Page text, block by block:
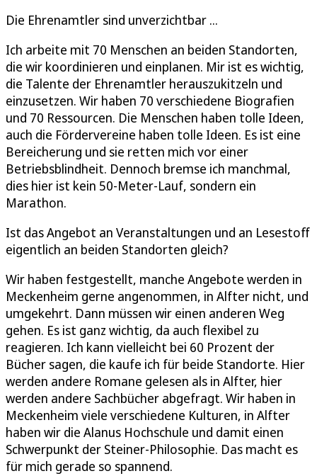
Die Ehrenamtler sind unverzichtbar ...
Ich arbeite mit 70 Menschen an beiden Standorten,
die wir koordinieren und einplanen. Mir ist es wichtig,
die Talente der Ehrenamtler herauszukitzeln und
einzusetzen. Wir haben 70 verschiedene Biografien
und 70 Ressourcen. Die Menschen haben tolle Ideen,
auch die Fördervereine haben tolle Ideen. Es ist eine
Bereicherung und sie retten mich vor einer
Betriebsblindheit. Dennoch bremse ich manchmal,
dies hier ist kein 50-Meter-Lauf, sondern ein
Marathon.
Ist das Angebot an Veranstaltungen und an Lesestoff
eigentlich an beiden Standorten gleich?
Wir haben festgestellt, manche Angebote werden in
Meckenheim gerne angenommen, in Alfter nicht, und
umgekehrt. Dann müssen wir einen anderen Weg
gehen. Es ist ganz wichtig, da auch flexibel zu
reagieren. Ich kann vielleicht bei 60 Prozent der
Bücher sagen, die kaufe ich für beide Standorte. Hier
werden andere Romane gelesen als in Alfter, hier
werden andere Sachbücher abgefragt. Wir haben in
Meckenheim viele verschiedene Kulturen, in Alfter
haben wir die Alanus Hochschule und damit einen
Schwerpunkt der Steiner-Philosophie. Das macht es
für mich gerade so spannend.